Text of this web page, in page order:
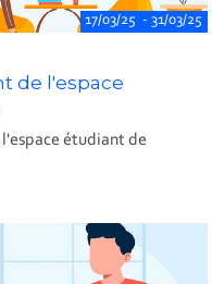
17/03/25 - 31/03/25
de l'espace
étudiant de